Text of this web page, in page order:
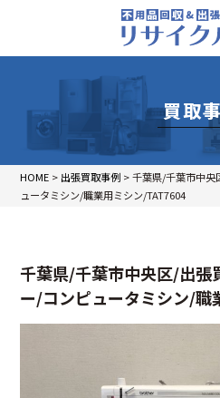
買取
HOME > 出張買取事例 >千葉県/千葉市中
ュータミシン/職業用ミシン/TAT7604
千葉県/千葉市中央区/出
ー/コンピュータミシン/